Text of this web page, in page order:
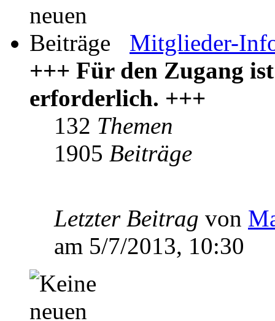
Mitglieder-
+++ Für den Zugang
erforderlich. +++
132 Themen
1905 Beiträge
Letzter Beitrag von
am 5/7/2013, 10:30